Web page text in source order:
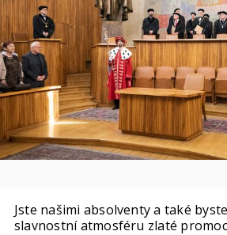
Jste našimi absolventy a také
slavnostní atmosféru zlaté